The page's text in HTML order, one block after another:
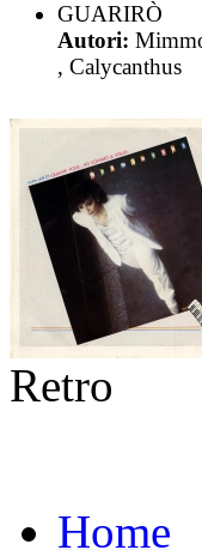
GUARIRÒ
Autori:
, Calycanthus
Retro
Home